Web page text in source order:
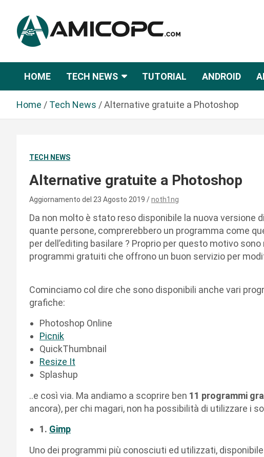
n
Amicopc.com
HOME TECH NEWS TUTORIAL ANDROID
Home Tech News Alternative gratuite a Photoshop
TECH NEWS
Alternative gratuite a Photoshop
Aggiornamento del 23 Agosto 2019 noth1ng
Da non molto è stato reso disponibile la nuova versione
quante persone, comprerebbero un programma come
per dell’editing basilare ? Proprio per questo motivo
programmi gratuiti che offrono un buon servizio per
Cominciamo col dire che sono disponibili anche vari
grafiche:
Photoshop Online
Picnik
QuickThumbnail
Resize It
Splashup
..e così via. Ma andiamo a scoprire ben 11 programmi
ancora), per chi magari, non ha possibilità di utilizzare i
1. Gimp
Uno dei programmi più conosciuti ed utilizzati,